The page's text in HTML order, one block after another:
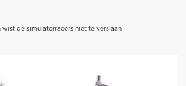
wist de simulatorracers niet te verslaan